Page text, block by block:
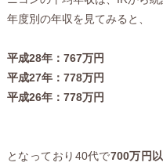
年度別の年収を見てみると、
平成28年：767万円
平成27年：778万円
平成26年：778万円
となっており40代で700万円